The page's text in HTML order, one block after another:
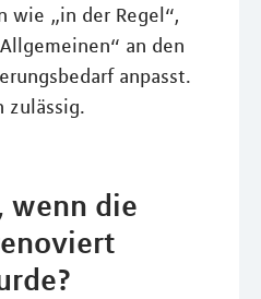
wie „in der Regel“,
an den
anpasst.
zulässig.
wenn die